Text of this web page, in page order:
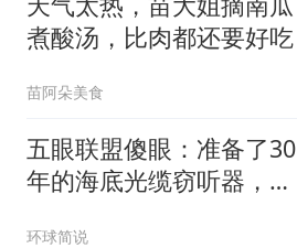
煮酸汤，比肉都还要好吃
苗阿朵美食
五眼联盟傻眼：准备了30
年的海底光缆窃听器，被
环球简说